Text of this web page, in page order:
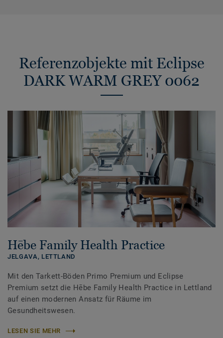
Referenzobjekte mit Eclipse
DARK WARM GREY 0062
Hēbe Family Health Practice
JELGAVA, LETTLAND
Mit den Tarkett-Böden Primo Premium und Eclipse
Premium setzt die Hēbe Family Health Practice in Lettland
auf einen modernen Ansatz für Räume im
Gesundheitswesen.
LESEN SIE MEHR